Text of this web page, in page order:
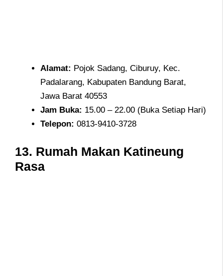
Alamat: Pojok Sadang, Ciburuy, Kec.
Padalarang, Kabupaten Bandung Barat,
Jawa Barat 40553
Jam Buka: 15.00 – 22.00 (Buka Setiap Hari)
Telepon: 0813-9410-3728
13. Rumah Makan Katineung
Rasa